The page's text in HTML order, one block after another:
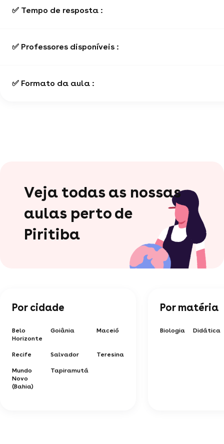
✅ Tempo de resposta :
✅ Professores disponíveis :
✅ Formato da aula :
Veja todas as nossas
aulas perto de
Piritiba
Por cidade
Belo
Horizonte
Goiânia Maceió
Recife Salvador Teresina
Mundo
Novo
(Bahia)
Tapiramutá
Por matéria
Biologia Didática